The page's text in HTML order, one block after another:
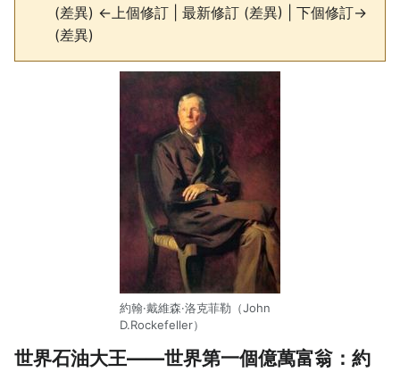
(差異) ←上個修訂 | 最新修訂 (差異) | 下個修訂→
(差異)
約翰·戴維森·洛克菲勒（John
D.Rockefeller）
世界石油大王——世界第一個億萬富翁：約